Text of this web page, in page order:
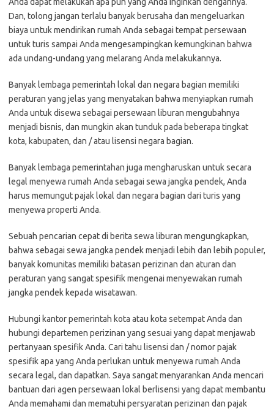
Dan, tolong jangan terlalu banyak berusaha dan mengeluarkan
biaya untuk mendirikan rumah Anda sebagai tempat persewaan
untuk turis sampai Anda mengesampingkan kemungkinan bahwa
ada undang-undang yang melarang Anda melakukannya.
Banyak lembaga pemerintah lokal dan negara bagian memiliki
peraturan yang jelas yang menyatakan bahwa menyiapkan rumah
Anda untuk disewa sebagai persewaan liburan mengubahnya
menjadi bisnis, dan mungkin akan tunduk pada beberapa tingkat
kota, kabupaten, dan / atau lisensi negara bagian.
Banyak lembaga pemerintahan juga mengharuskan untuk secara
legal menyewa rumah Anda sebagai sewa jangka pendek, Anda
harus memungut pajak lokal dan negara bagian dari turis yang
menyewa properti Anda.
Sebuah pencarian cepat di berita sewa liburan mengungkapkan,
bahwa sebagai sewa jangka pendek menjadi lebih dan lebih populer,
banyak komunitas memiliki batasan perizinan dan aturan dan
peraturan yang sangat spesifik mengenai menyewakan rumah
jangka pendek kepada wisatawan.
Hubungi kantor pemerintah kota atau kota setempat Anda dan
hubungi departemen perizinan yang sesuai yang dapat menjawab
pertanyaan spesifik Anda. Cari tahu lisensi dan / nomor pajak
spesifik apa yang Anda perlukan untuk menyewa rumah Anda
secara legal, dan dapatkan. Saya sangat menyarankan Anda mencari
bantuan dari agen persewaan lokal berlisensi yang dapat membantu
Anda memahami dan mematuhi persyaratan perizinan dan pajak